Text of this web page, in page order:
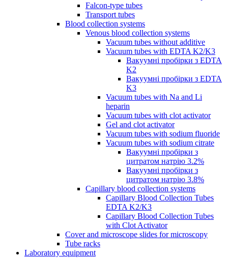
Falcon-type tubes
Transport tubes
Blood collection systems
Venous blood collection systems
Vacuum tubes without additive
Vacuum tubes with EDTA K2/K3
Вакуумні пробірки з EDTA
K2
Вакуумні пробірки з EDTA
K3
Vacuum tubes with Na and Li
heparin
Vacuum tubes with clot activator
Gel and clot activator
Vacuum tubes with sodium fluoride
Vacuum tubes with sodium citrate
Вакуумні пробірки з
цитратом натрію 3.2%
Вакуумні пробірки з
цитратом натрію 3.8%
Capillary blood collection systems
Capillary Blood Collection Tubes
EDTA K2/K3
Capillary Blood Collection Tubes
with Clot Activator
Cover and microscope slides for microscopy
Tube racks
Laboratory equipment